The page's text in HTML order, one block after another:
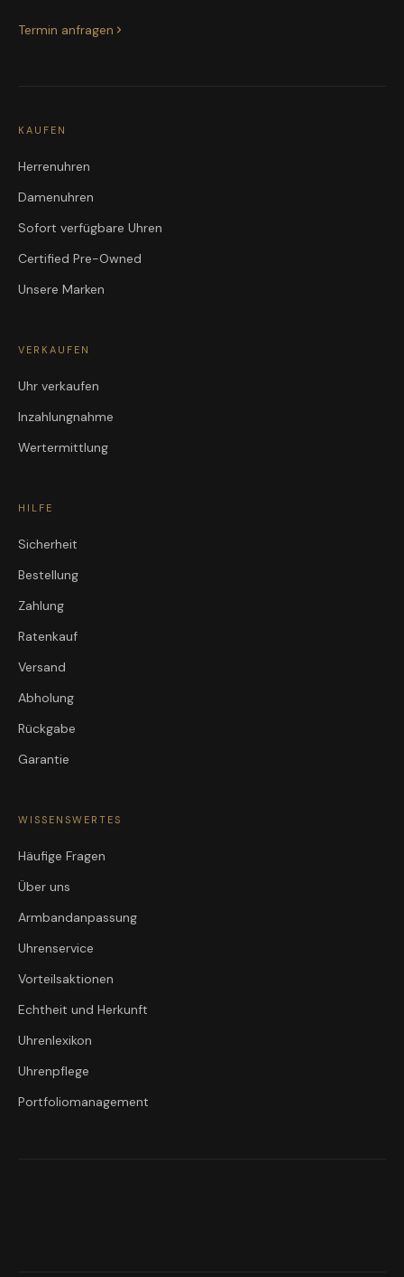
Termin anfragen
KAUFEN
Herrenuhren
Damenuhren
Sofort verfügbare Uhren
Certified Pre-Owned
Unsere Marken
VERKAUFEN
Uhr verkaufen
Inzahlungnahme
Wertermittlung
HILFE
Sicherheit
Bestellung
Zahlung
Ratenkauf
Versand
Abholung
Rückgabe
Garantie
WISSENSWERTES
Häufige Fragen
Über uns
Armbandanpassung
Uhrenservice
Vorteilsaktionen
Echtheit und Herkunft
Uhrenlexikon
Uhrenpflege
Portfoliomanagement